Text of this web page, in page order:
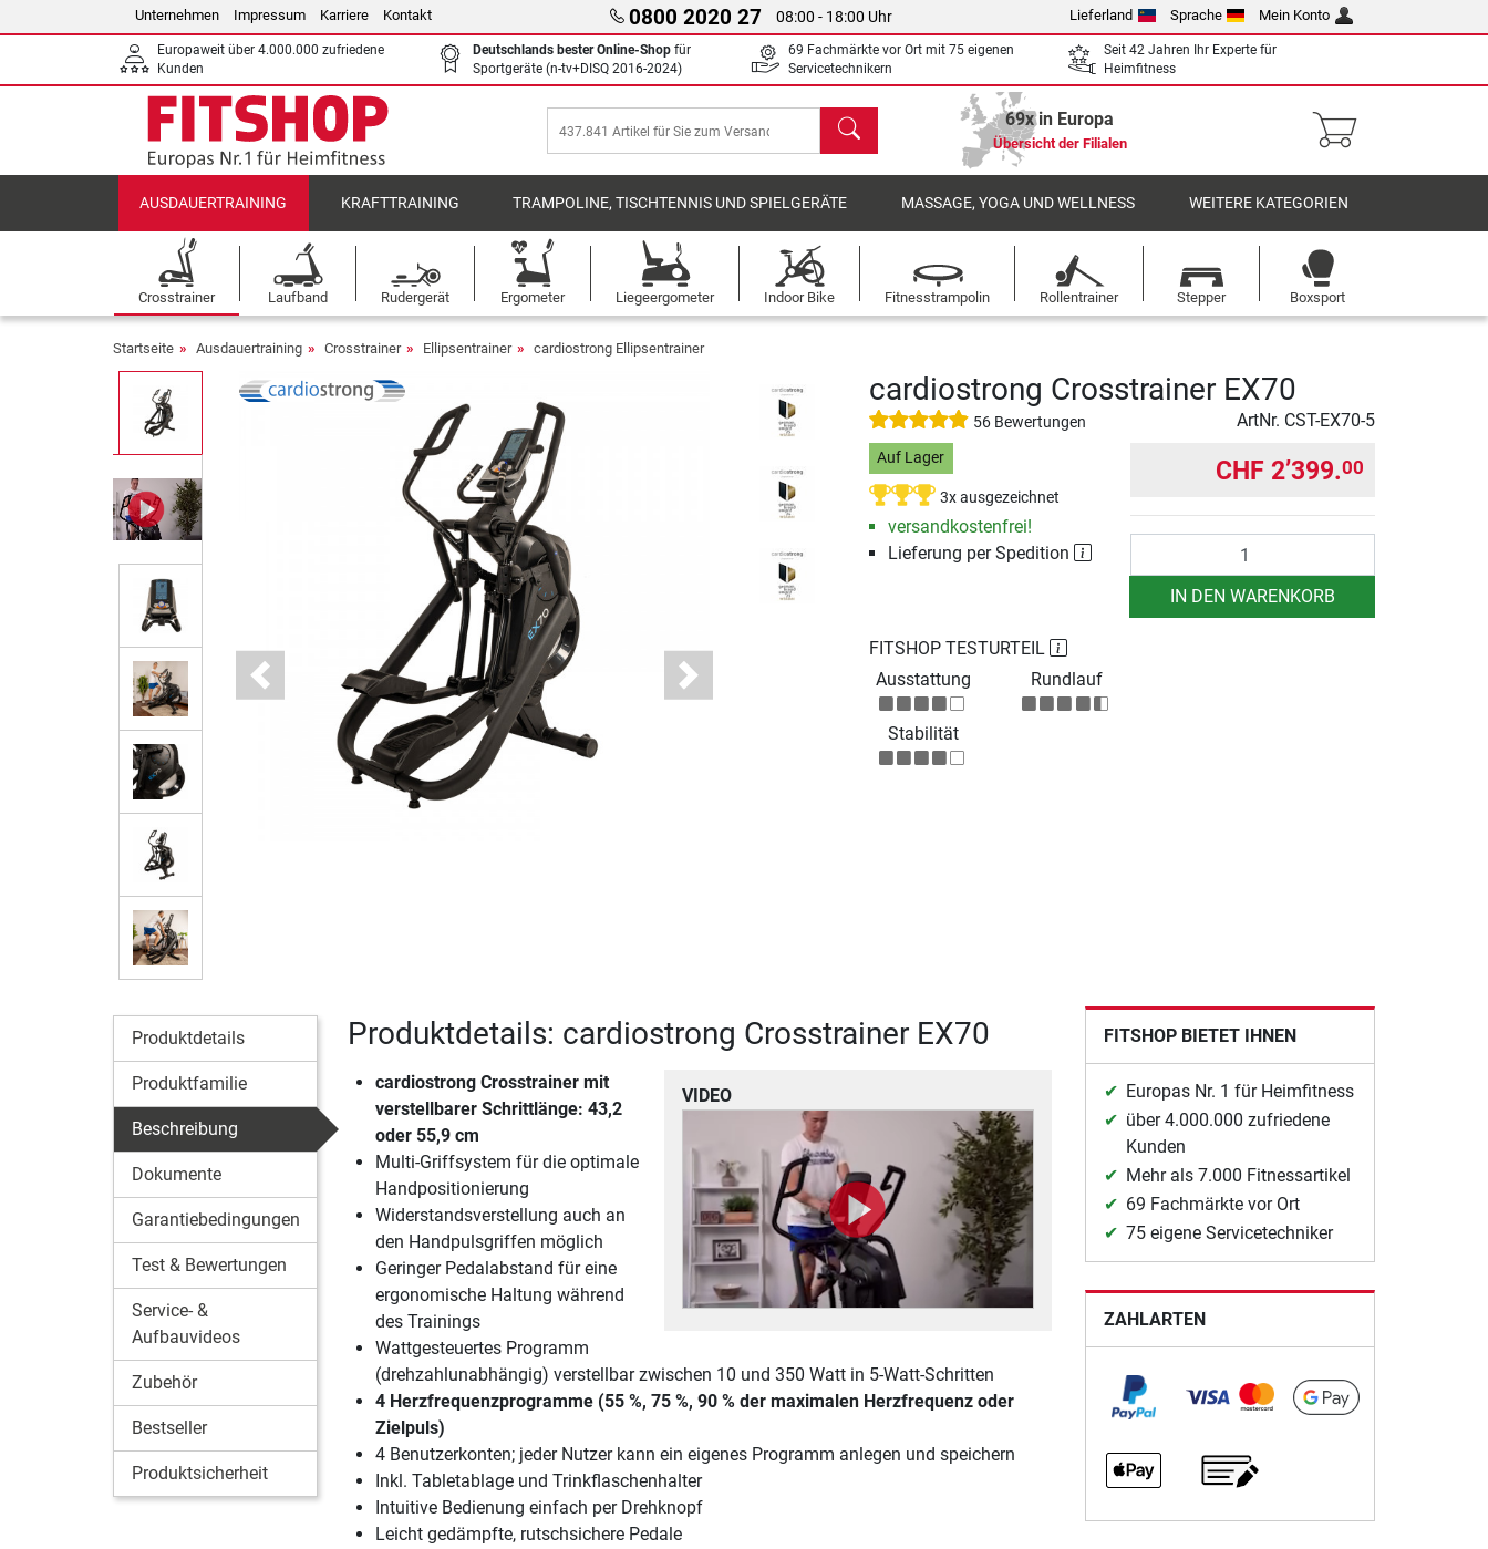
Unternehmen Impressum Karriere Kontakt 0800 2020 27 08:00 - 18:00 Uhr Lieferland Sprache Mein Konto
Europaweit über 4.000.000 zufriedene
Kunden
Deutschlands bester Online-Shop für
Sportgeräte (n-tv+DISQ 2016-2024)
69 Fachmärkte vor Ort mit 75 eigenen
Servicetechnikern
Seit 42 Jahren Ihr Experte für
Heimfitness
Suchen 69x in Europa
Übersicht der Filialen
AUSDAUERTRAINING KRAFTTRAINING TRAMPOLINE, TISCHTENNIS UND SPIELGERÄTE MASSAGE, YOGA UND WELLNESS WEITERE KATEGORIEN
Crosstrainer Laufband Rudergerät Ergometer Liegeergometer Indoor Bike Fitnesstrampolin Rollentrainer Stepper Boxsport
Startseite Ausdauertraining Crosstrainer Ellipsentrainer cardiostrong Ellipsentrainer
Previous Next
cardiostrong Crosstrainer EX70
56 Bewertungen ArtNr. CST-EX70-5
Auf Lager
3x ausgezeichnet
versandkostenfrei!
Lieferung per Spedition
CHF 2’399.00
IN DEN WARENKORB
FITSHOP TESTURTEIL
Ausstattung
Rundlauf
Stabilität
Produktdetails
Produktfamilie
Beschreibung
Dokumente
Garantiebedingungen
Test & Bewertungen
Service- &
Aufbauvideos
Zubehör
Bestseller
Produktsicherheit
Produktdetails: cardiostrong Crosstrainer EX70
VIDEO
cardiostrong Crosstrainer mit
verstellbarer Schrittlänge: 43,2
oder 55,9 cm
Multi-Griffsystem für die optimale
Handpositionierung
Widerstandsverstellung auch an
den Handpulsgriffen möglich
Geringer Pedalabstand für eine
ergonomische Haltung während
des Trainings
Wattgesteuertes Programm
(drehzahlunabhängig) verstellbar zwischen 10 und 350 Watt in 5-Watt-Schritten
4 Herzfrequenzprogramme (55 %, 75 %, 90 % der maximalen Herzfrequenz oder
Zielpuls)
4 Benutzerkonten; jeder Nutzer kann ein eigenes Programm anlegen und speichern
Inkl. Tabletablage und Trinkflaschenhalter
Intuitive Bedienung einfach per Drehknopf
Leicht gedämpfte, rutschsichere Pedale
FITSHOP BIETET IHNEN
Europas Nr. 1 für Heimfitness
über 4.000.000 zufriedene
Kunden
Mehr als 7.000 Fitnessartikel
69 Fachmärkte vor Ort
75 eigene Servicetechniker
ZAHLARTEN